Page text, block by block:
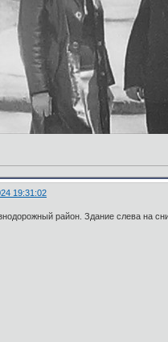
19:31:02
район. Здание слева на